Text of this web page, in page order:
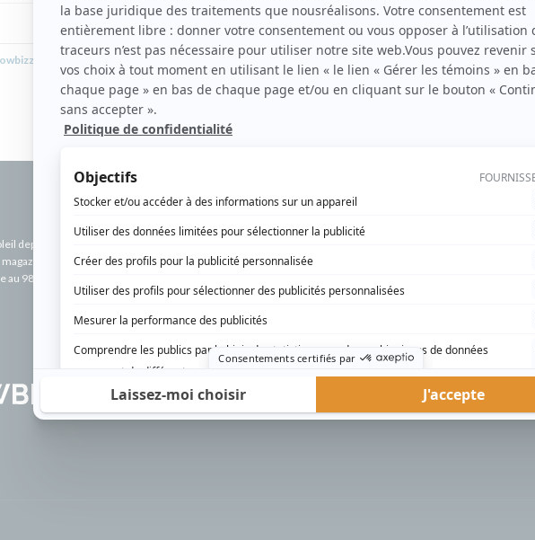
depuis 2001, Richard Therrien carbure à son petit écran. Celui qu’on surnomme parfois «l’encyclopédie de
TV Hebdo de 1996 à 2001. Sa spécialité: la télé québécoise. On peut l’entendre régulièrement
98,5.